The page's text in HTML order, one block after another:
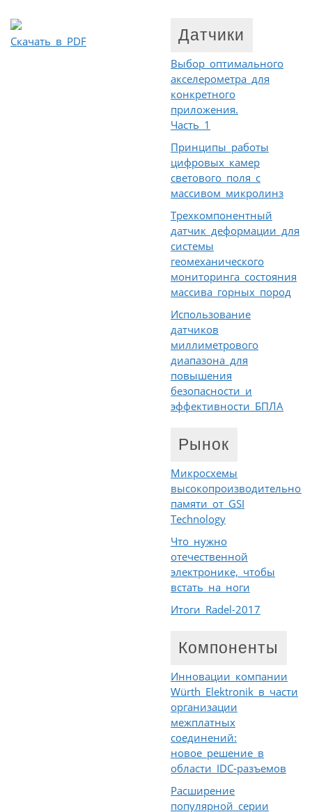
Скачать в PDF Датчики
Выбор оптимального
акселерометра для
конкретного
приложения.
Часть 1
Принципы работы
цифровых камер
светового поля с
массивом микролинз
Трехкомпонентный
датчик деформации для
системы
геомеханического
мониторинга состояния
массива горных пород
Использование
датчиков
миллиметрового
диапазона для
повышения
безопасности и
эффективности БПЛА
Рынок
Микросхемы
высокопроизводительной
памяти от GSI
Technology
Что нужно
отечественной
электронике, чтобы
встать на ноги
Итоги Radel-2017
Компоненты
Инновации компании
Würth Elektronik в части
организации
межплатных
соединений:
новое решение в
области IDC-разъемов
Расширение
популярной серии